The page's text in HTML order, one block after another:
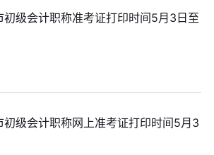
级会计职称准考证打印时间5月3日至
级会计职称网上准考证打印时间5月3